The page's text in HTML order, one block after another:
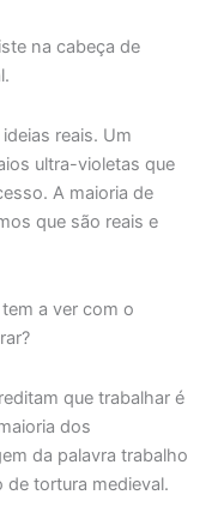
na cabeça de
reais. Um
ultra-violetas que
A maioria de
que são reais e
a ver com o
que trabalhar é
dos
da palavra trabalho
de tortura medieval.